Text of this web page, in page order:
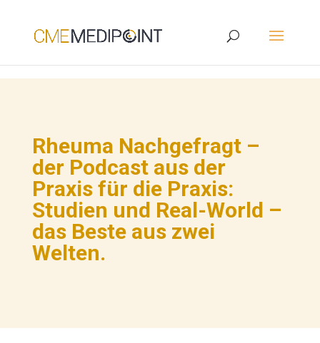
Rheuma Nachgefragt –
der Podcast aus der
Praxis für die Praxis:
Studien und Real-World –
das Beste aus zwei
Welten.